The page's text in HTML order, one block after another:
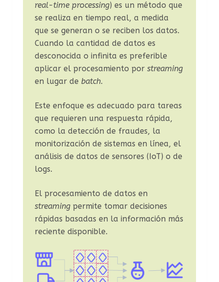
real-time processing) es un método que
se realiza en tiempo real, a medida
que se generan o se reciben los datos.
Cuando la cantidad de datos es
desconocida o infinita es preferible
aplicar el procesamiento por streaming
en lugar de batch.
Este enfoque es adecuado para tareas
que requieren una respuesta rápida,
como la detección de fraudes, la
monitorización de sistemas en línea, el
análisis de datos de sensores (IoT) o de
logs.
El procesamiento de datos en
streaming permite tomar decisiones
rápidas basadas en la información más
reciente disponible.